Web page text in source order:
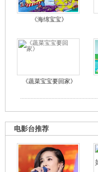
《海绵宝宝》
《蔬菜宝宝要回家》
电影台推荐